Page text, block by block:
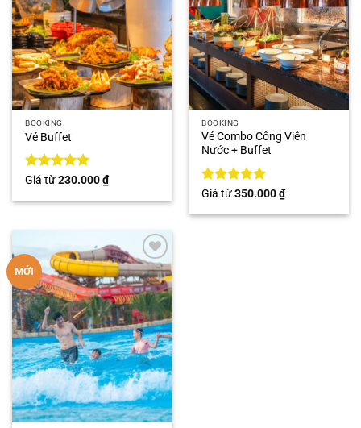
BOOKING
Vé Buffet
Được xếp
sao
Giá từ230.000₫
BOOKING
Vé Combo Công Viên
Nước + Buffet
Được xếp
sao
Giá từ350.000₫
MỚI
Add to
wishlist